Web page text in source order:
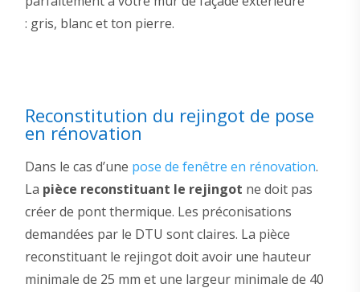
: gris, blanc et ton pierre.
Reconstitution du rejingot de pose
en rénovation
Dans le cas d’une pose de fenêtre en rénovation.
La pièce reconstituant le rejingot ne doit pas
créer de pont thermique. Les préconisations
demandées par le DTU sont claires. La pièce
reconstituant le rejingot doit avoir une hauteur
minimale de 25 mm et une largeur minimale de 40